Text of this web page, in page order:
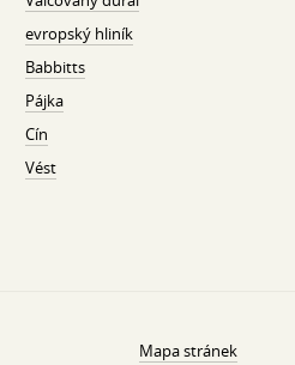
evropský hliník
Babbitts
Pájka
Cín
Vést
Mapa stránek